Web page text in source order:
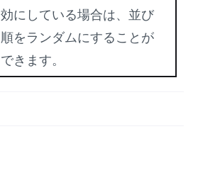
効にしている場合は、並び
順をランダムにすることが
できます。